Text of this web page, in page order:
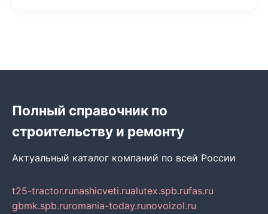
Полный справочник по
строительству и ремонту
Актуальный каталог компаний по всей России
t25-tractor.runashicveti.rualutex.spb.rufas.ru
gbmk.spb.ruromania-today.runovoizol.ru